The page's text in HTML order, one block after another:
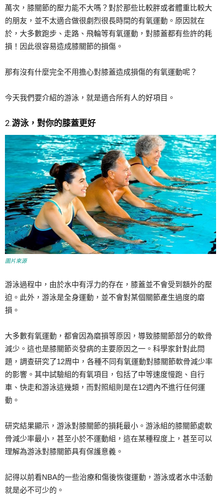
萬次，膝關節的壓力能不大嗎？對於那些比較胖或者體重比較大
的朋友，並不太適合做很劇烈很長時間的有氧運動。原因就在
於，大多數跑步、走路、飛輪等有氧運動，對膝蓋都有些許的耗
損！因此很容易造成膝關節的損傷。
那有沒有什麼完全不用擔心對膝蓋造成損傷的有氧運動呢？
今天我們要介紹的游泳，就是適合所有人的好項目。
2.游泳，對你的膝蓋更好
圖片來源
游泳過程中，由於水中有浮力的存在，膝蓋並不會受到額外的壓
迫。此外，游泳是全身運動，並不會對某個關節產生過度的磨
損。
大多數有氧運動，都會因為磨損等原因，導致膝關節部分的軟骨
減少。這也是膝關節炎發病的主要原因之一。科學家針對此問
題，調查研究了12周中，各種不同有氧運動對膝關節軟骨減少率
的影響。其中試驗組的有氧項目，包括了中等速度慢跑、自行
車、快走和游泳這幾類，而對照組則是在12週內不進行任何運
動。
研究結果顯示，游泳對膝關節的損耗最小。游泳組的膝關節處軟
骨減少率最小，甚至小於不運動組，這在某種程度上，甚至可以
理解為游泳對膝關節具有保護意義。
記得以前看NBA的一些治療和傷後恢復運動，游泳或者水中活動
就是必不可少的。